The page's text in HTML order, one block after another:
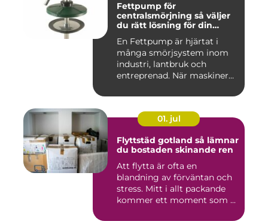
Fettpump för
centralsmörjning så väljer
du rätt lösning för din
En Fettpump är hjärtat i
många smörjsystem inom
industri, lantbruk och
entreprenad. När maskiner
01. jul
Flyttstäd gotland så lämnar
du bostaden skinande ren
Att flytta är ofta en
blandning av förväntan och
stress. Mitt i allt packande
kommer ett moment som ...